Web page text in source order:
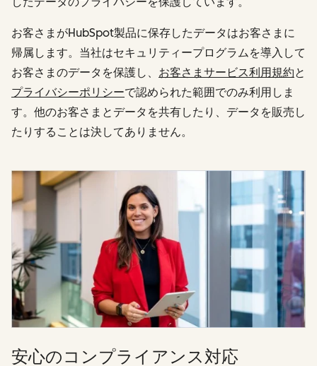
お客さまがHubSpot製品に保存したデータはお客さまに
帰属します。当社はセキュリティープログラムを導入して
お客さまのデータを保護し、 お客さまサービス利用規約と
プライバシーポリシーで認められた範囲でのみ利用しま
す。他のお客さまとデータを共有したり、データを販売し
たりすることは決してありません。
安心のコンプライアンス対応